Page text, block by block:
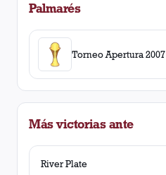
Palmarés
Torneo Apertura 2007
Más victorias ante
River Plate